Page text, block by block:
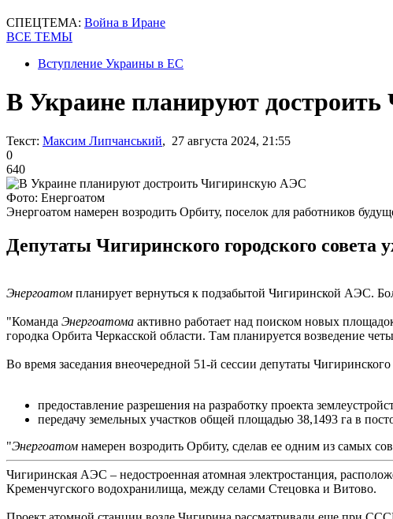
СПЕЦТЕМА: Война в Иране
ВСЕ ТЕМЫ
Вступление Украины в ЕС
В Украине планируют
Текст: Максим Липчанський, 27 августа 2024, 21:55
0
640
Фото: Енергоатом
Энергоатом намерен возродить Орбиту, поселок для работников
Депутаты Чигиринского городского
Энергоатом планирует вернуться к подзабытой Чигиринской АЭС.
"Команда Энергоатома активно работает над поиском новых
городка Орбита Черкасской области. Там планируется возведение
Во время заседания внеочередной 51-й сессии депутаты
предоставление разрешения на разработку проекта
передачу земельных участков общей площадью 38,1493 га в
"Энергоатом намерен возродить Орбиту, сделав ее одним из самых
Чигиринская АЭС – недостроенная атомная электростанция,
Кременчугского водохранилища, между селами Стецовка и Витово.